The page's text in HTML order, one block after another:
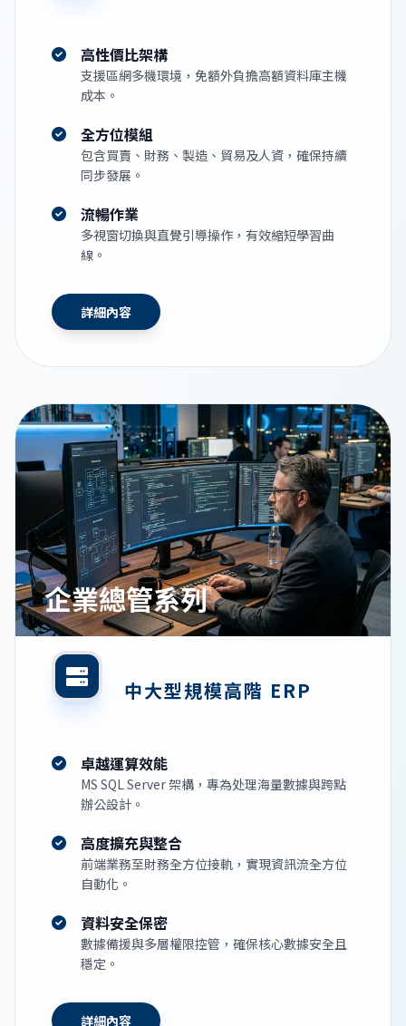
高性價比架構
支援區網多機環境，免額外負擔高額資料庫主機
成本。
全方位模組
包含買賣、財務、製造、貿易及人資，確保持續
同步發展。
流暢作業
多視窗切換與直覺引導操作，有效縮短學習曲
線。
詳細內容
企業總管系列
中大型規模高階 ERP
卓越運算效能
MS SQL Server 架構，專為处理海量數據與跨點
辦公設計。
高度擴充與整合
前端業務至財務全方位接軌，實現資訊流全方位
自動化。
資料安全保密
數據備援與多層權限控管，確保核心數據安全且
穩定。
詳細內容